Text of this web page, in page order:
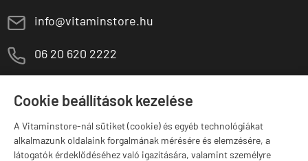
Cookie beállítások kezelése
A Vitaminstore-nál sütiket (cookie) és egyéb technológiákat
alkalmazunk oldalaink forgalmának mérésére és elemzésére, a
látogatók érdeklődéséhez való igazítására, valamint személyre
E info@vitaminstore.hu
M 06 20 620 2222
Szugló u. 83-85.
Márkák